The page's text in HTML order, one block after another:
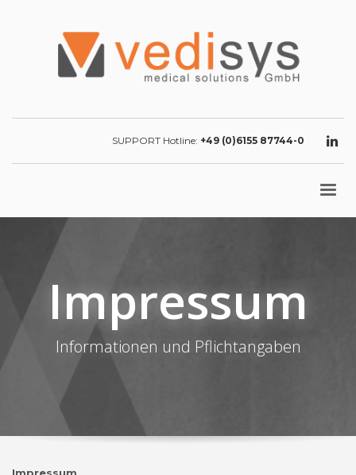
SUPPORT Hotline: +49 (0)6155 87744-0
Impressum
Informationen und Pflichtangaben
Impressum